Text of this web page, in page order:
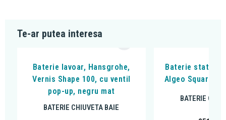
Te-ar putea interesa
Baterie lavoar, Hansgrohe,
Vernis Shape 100, cu ventil
pop-up, negru mat
BATERIE CHIUVETA BAIE
Baterie stativa
Algeo Square,
BATERIE